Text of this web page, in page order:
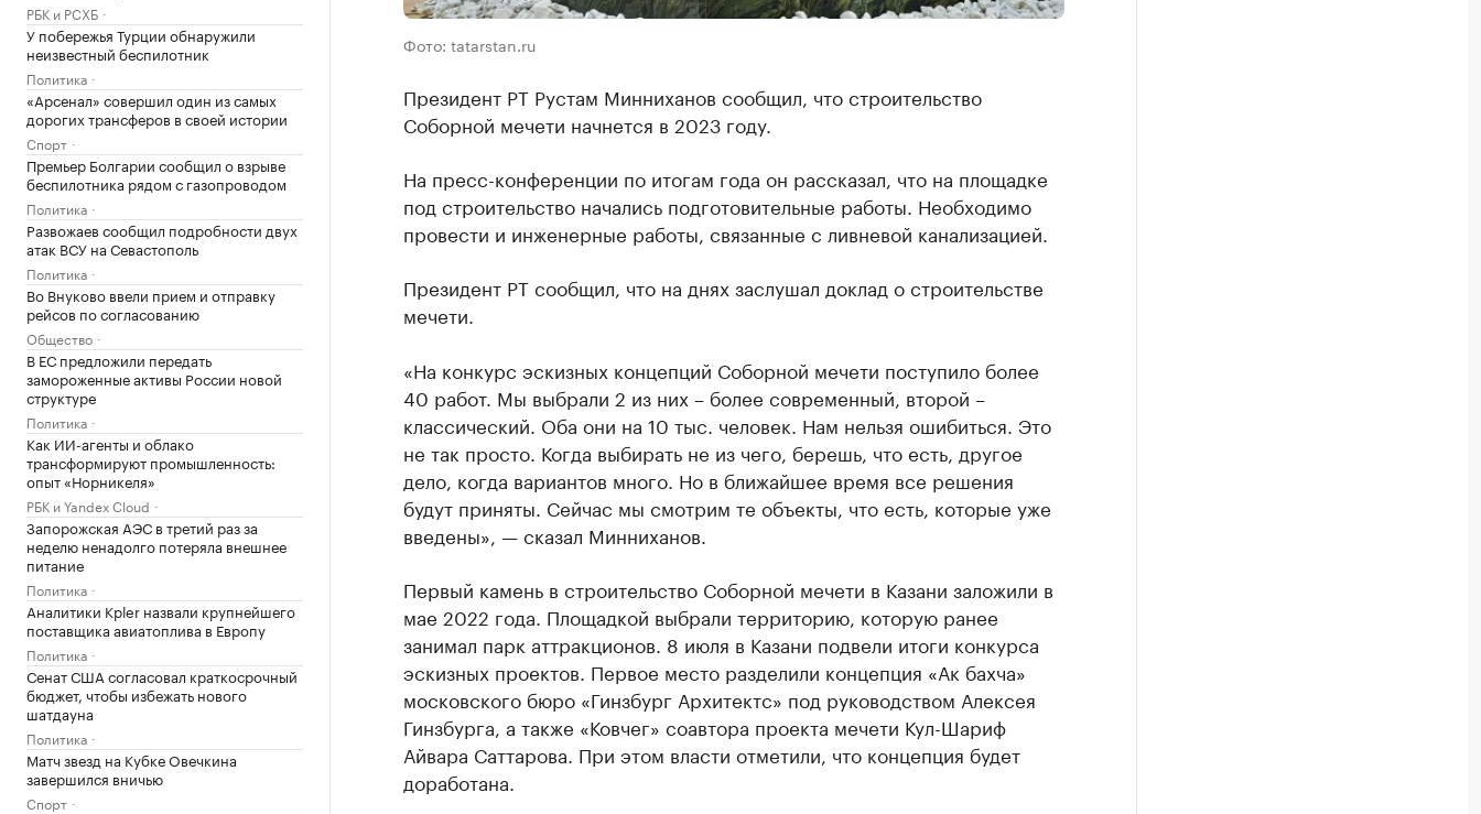
РБК и РСХБ
У побережья Турции обнаружили
неизвестный беспилотник
Политика
«Арсенал» совершил один из самых
дорогих трансферов в своей истории
Спорт
Премьер Болгарии сообщил о взрыве
беспилотника рядом с газопроводом
Политика
Развожаев сообщил подробности двух
атак ВСУ на Севастополь
Политика
Во Внуково ввели прием и отправку
рейсов по согласованию
Общество
В ЕС предложили передать
замороженные активы России новой
структуре
Политика
Как ИИ-агенты и облако
трансформируют промышленность:
опыт «Норникеля»
РБК и Yandex Cloud
Запорожская АЭС в третий раз за
неделю ненадолго потеряла внешнее
питание
Политика
Аналитики Kpler назвали крупнейшего
поставщика авиатоплива в Европу
Политика
Сенат США согласовал краткосрочный
бюджет, чтобы избежать нового
шатдауна
Политика
Матч звезд на Кубке Овечкина
завершился вничью
Спорт
Фото: tatarstan.ru
Президент РТ Рустам Минниханов сообщил, что строительство
Соборной мечети начнется в 2023 году.
На пресс-конференции по итогам года он рассказал, что на площадке
под строительство начались подготовительные работы. Необходимо
провести и инженерные работы, связанные с ливневой канализацией.
Президент РТ сообщил, что на днях заслушал доклад о строительстве
мечети.
«На конкурс эскизных концепций Соборной мечети поступило более
40 работ. Мы выбрали 2 из них – более современный, второй –
классический. Оба они на 10 тыс. человек. Нам нельзя ошибиться. Это
не так просто. Когда выбирать не из чего, берешь, что есть, другое
дело, когда вариантов много. Но в ближайшее время все решения
будут приняты. Сейчас мы смотрим те объекты, что есть, которые уже
введены», — сказал Минниханов.
Первый камень в строительство Соборной мечети в Казани заложили в
мае 2022 года. Площадкой выбрали территорию, которую ранее
занимал парк аттракционов. 8 июля в Казани подвели итоги конкурса
эскизных проектов. Первое место разделили концепция «Ак бахча»
московского бюро «Гинзбург Архитектс» под руководством Алексея
Гинзбурга, а также «Ковчег» соавтора проекта мечети Кул-Шариф
Айвара Саттарова. При этом власти отметили, что концепция будет
доработана.